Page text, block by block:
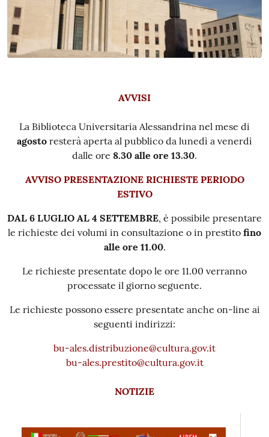
AVVISI
La Biblioteca Universitaria Alessandrina nel mese di
agosto resterà aperta al pubblico da lunedì a venerdì
dalle ore 8.30 alle ore 13.30.
AVVISO PRESENTAZIONE RICHIESTE PERIODO
ESTIVO
DAL 6 LUGLIO AL 4 SETTEMBRE, è possibile presentare
le richieste dei volumi in consultazione o in prestito fino
alle ore 11.00.
Le richieste presentate dopo le ore 11.00 verranno
processate il giorno seguente.
Le richieste possono essere presentate anche on-line ai
seguenti indirizzi:
bu-ales.distribuzione@cultura.gov.it
bu-ales.prestito@cultura.gov.it
NOTIZIE